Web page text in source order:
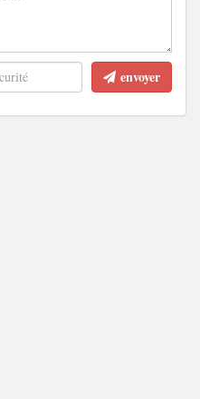
envoyer